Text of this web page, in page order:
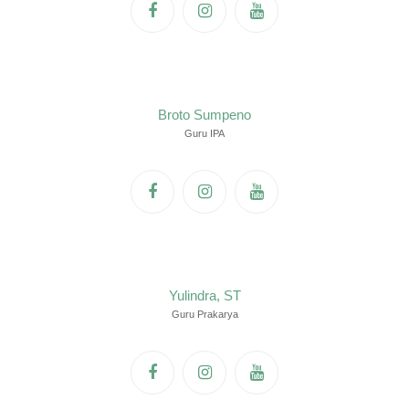
Broto Sumpeno
Guru IPA
Yulindra, ST
Guru Prakarya